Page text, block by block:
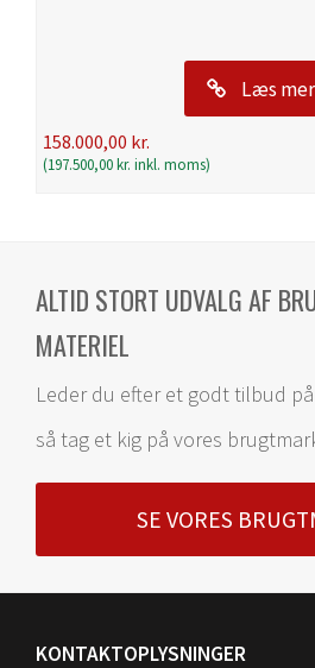
Læs
158.000,00 kr.
(197.500,00kr. inkl. moms)
ALTID STORT UDVALG AF
MATERIEL
Leder du efter et godt tilbud
så tag et kig på vores
SE VORES
KONTAKTOPLYSNINGER